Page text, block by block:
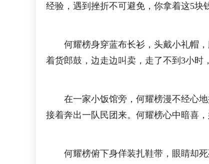
经验，遇到挫折不可避免，你拿着这5块
何耀榜身穿蓝布长衫，头戴小礼帽，
着货郎鼓，边走边叫卖，走了不到3小时
在一家小饭馆旁，何耀榜漫不经心地
接着奔出一队民团来。何耀榜心中暗喜
何耀榜俯下身佯装扎鞋带，眼睛却死